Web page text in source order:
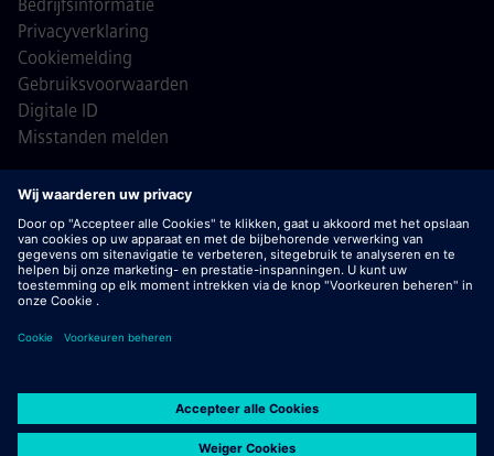
© Siemens 1996 - 2026
Bedrijfsinformatie
Privacyverklaring
Cookiemelding
Gebruiksvoorwaarden
Digitale ID
Misstanden melden
Belangrijk:bij Siemens zullen wij je nooit vragen om
zeker weet dat je wordt benaderd door een van onze
officiële recruiters voor een actieve sollicitatieprocedure.